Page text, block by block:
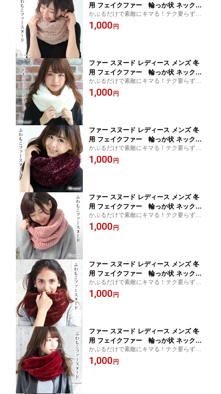
用 フェイクファー 輪っか状 ネックウ
ォーマー 厚手 一重 巻き ショート 型押
し ベージュ 防寒 小顔効果 C3 プレゼン
かぶるだけで素敵にキマる！テク要らずの
簡単ファースヌード。防寒対策&小顔効果バ
ツグン
1,000 円
ファー スヌード レディース メンズ 冬
用 フェイクファー 輪っか状 ネックウ
ォーマー 厚手 一重 巻き ショート 無地
スムース 白 ホワイト 防寒 小顔効果 C3
かぶるだけで素敵にキマる！テク要らずの
簡単ファースヌード。防寒対策&小顔効果バ
ツグン
1,000 円
ファー スヌード レディース メンズ 冬
用 フェイクファー 輪っか状 ネックウ
ォーマー 厚手 一重 巻き ショート 型押
し ボルドー 防寒 小顔効果 C3 プレゼン
かぶるだけで素敵にキマる！テク要らずの
簡単ファースヌード。防寒対策&小顔効果バ
ツグン
1,000 円
ファー スヌード レディース メンズ 冬
用 フェイクファー 輪っか状 ネックウ
ォーマー 厚手 一重 巻き ショート 型押
し ピンク 防寒 小顔効果 C3 プレゼント
かぶるだけで素敵にキマる！テク要らずの
簡単ファースヌード。防寒対策&小顔効果バ
ツグン
1,000 円
ファー スヌード レディース メンズ 冬
用 フェイクファー 輪っか状 ネックウ
ォーマー 厚手 一重 巻き ショート 型押
し ワインレッド 防寒 小顔効果 C3 プレ
かぶるだけで素敵にキマる！テク要らずの
簡単ファースヌード。防寒対策&小顔効果バ
ツグン
1,000 円
ファー スヌード レディース メンズ 冬
用 フェイクファー 輪っか状 ネックウ
ォーマー 厚手 一重 巻き ショート 無地
スムース ワインレッド 赤色 防寒 小顔
かぶるだけで素敵にキマる！テク要らずの
簡単ファースヌード。防寒対策&小顔効果バ
ツグン
1,000 円